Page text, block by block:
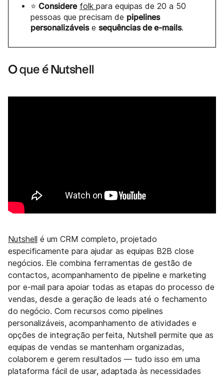
⭐ Considere folk para equipas de 20 a 50
pessoas que precisam de pipelines
personalizáveise sequências de e-mails.
O que é Nutshell
Nutshell é um CRM completo, projetado
especificamente para ajudar as equipas B2B close
negócios. Ele combina ferramentas de gestão de
contactos, acompanhamento de pipeline e marketing
por e-mail para apoiar todas as etapas do processo de
vendas, desde a geração de leads até o fechamento
do negócio. Com recursos como pipelines
personalizáveis, acompanhamento de atividades e
opções de integração perfeita, Nutshell permite que as
equipas de vendas se mantenham organizadas,
colaborem e gerem resultados — tudo isso em uma
plataforma fácil de usar, adaptada às necessidades